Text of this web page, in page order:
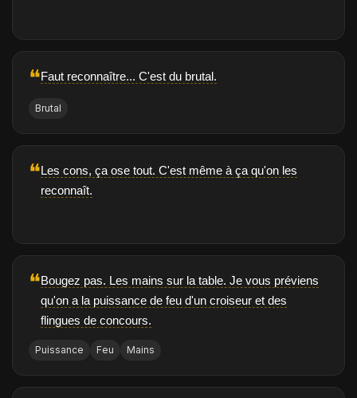
❝Faut reconnaître... C'est du brutal.
Brutal
❝Les cons, ça ose tout. C'est même à ça qu'on les
reconnaît.
❝Bougez pas. Les mains sur la table. Je vous préviens
qu'on a la puissance de feu d'un croiseur et des
flingues de concours.
Puissance Feu Mains